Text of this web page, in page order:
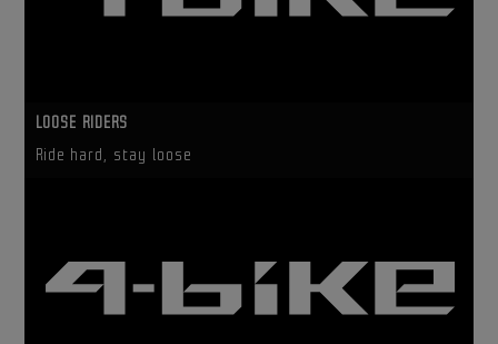
LOOSE RIDERS
Ride hard, stay loose